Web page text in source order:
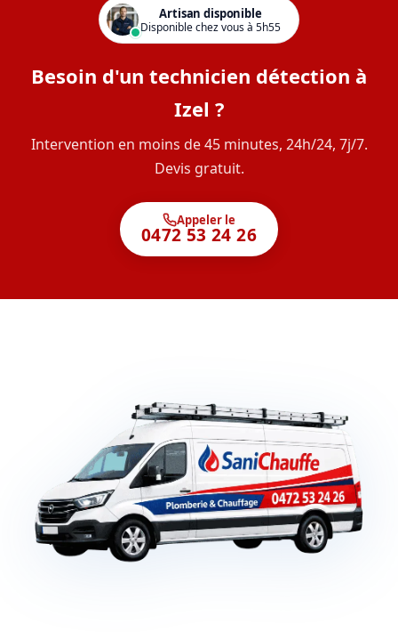
Artisan disponible
Disponible chez vous à 5h55
Besoin d'un technicien détection à
Izel ?
Intervention en moins de 45 minutes, 24h/24, 7j/7.
Devis gratuit.
Appeler le
0472 53 24 26